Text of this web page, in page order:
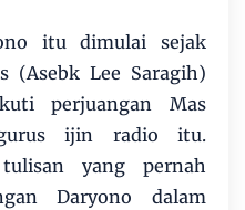
itu dimulai sejak
(Asebk Lee Saragih)
perjuangan Mas
ijin radio itu.
yang pernah
Daryono dalam